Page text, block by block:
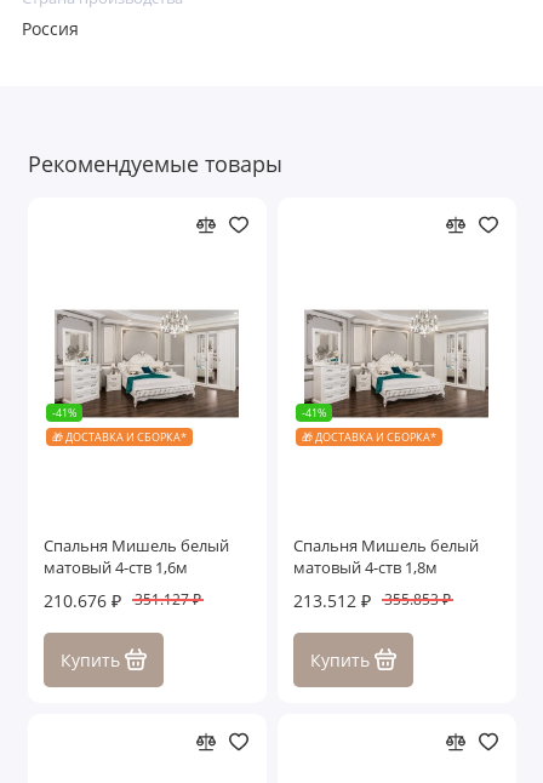
Россия
Рекомендуемые товары
-41%
🎁 ДОСТАВКА И СБОРКА*
Спальня Мишель белый
матовый 4-ств 1,6м
210.676 ₽ 351.127 ₽
Купить
-41%
🎁 ДОСТАВКА И СБОРКА*
Спальня Мишель белый
матовый 4-ств 1,8м
213.512 ₽ 355.853 ₽
Купить